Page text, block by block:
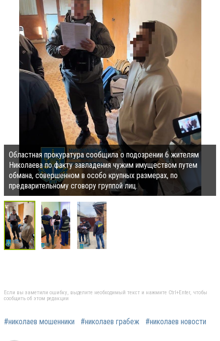
Областная прокуратура сообщила о подозрении 6 жителям
Николаева по факту завладения чужим имуществом путем
обмана, совершенном в особо крупных размерах, по
предварительному сговору группой лиц.
Если вы заметили ошибку, выделите необходимый текст и нажмите Ctrl+Enter, чтобы
сообщить об этом редакции
#николаев мошенники #николаев грабеж #николаев новости